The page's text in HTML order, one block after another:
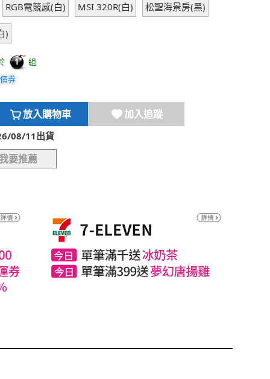
RGB電競感(白) MSI 320R(白) 松聖海景房(黑)
)
1
組
券
放入購物車 加入追蹤
08/11出貨
要推薦